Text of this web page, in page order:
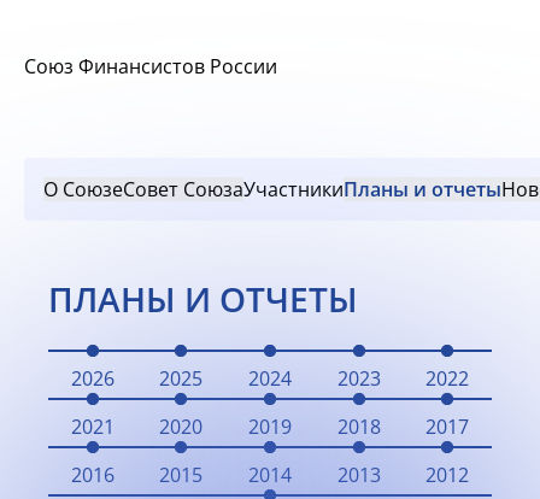
Союз Финансистов России
О СоюзеСовет СоюзаУчастникиПланы и отчеты
ПЛАНЫ И ОТЧЕТЫ
2026 2025 2024 2023
2022
2021
2020 2019 2018
2017
2016
2015 2014 2013
2012